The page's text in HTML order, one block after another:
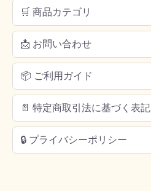
🛒 商品カテゴリ
📩 お問い合わせ
📦 ご利用ガイド
📄 特定商取引法に基づく表記
🔒 プライバシーポリシー